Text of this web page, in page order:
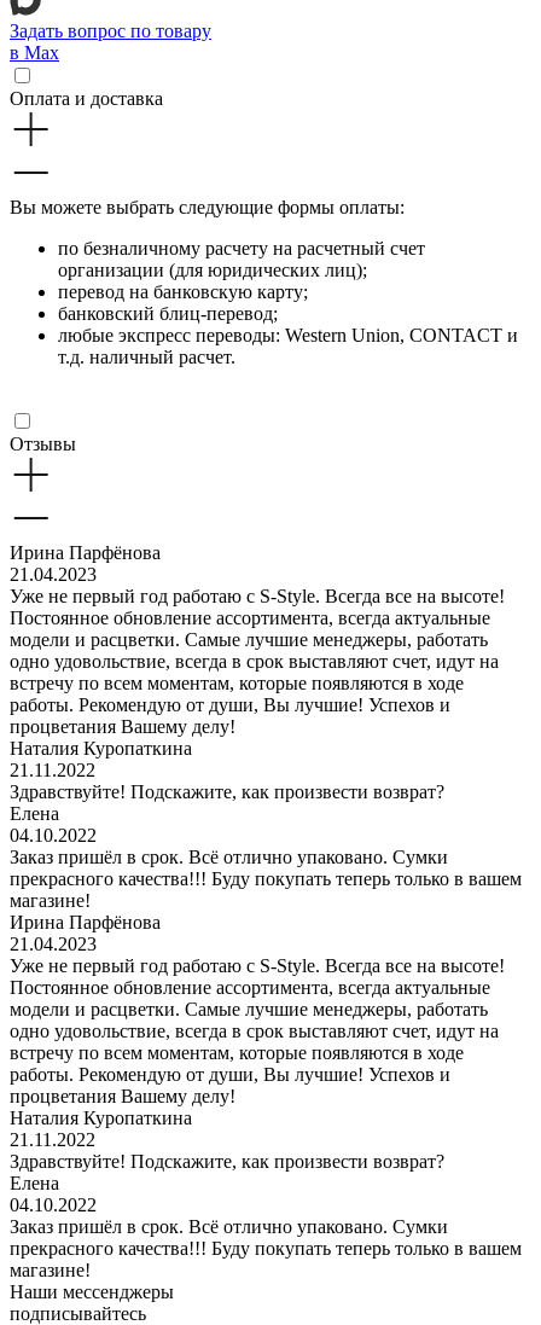
Задать вопрос по товару
в Max
Оплата и доставка
Вы можете выбрать следующие формы оплаты:
по безналичному расчету на расчетный счет
организации (для юридических лиц);
перевод на банковскую карту;
банковский блиц-перевод;
любые экспресс переводы: Western Union, CONTACT и
т.д. наличный расчет.
Отзывы
Ирина Парфёнова
21.04.2023
Уже не первый год работаю с S-Style. Всегда все на высоте!
Постоянное обновление ассортимента, всегда актуальные
модели и расцветки. Самые лучшие менеджеры, работать
одно удовольствие, всегда в срок выставляют счет, идут на
встречу по всем моментам, которые появляются в ходе
работы. Рекомендую от души, Вы лучшие! Успехов и
процветания Вашему делу!
Наталия Куропаткина
21.11.2022
Здравствуйте! Подскажите, как произвести возврат?
Елена
04.10.2022
Заказ пришёл в срок. Всё отлично упаковано. Сумки
прекрасного качества!!! Буду покупать теперь только в вашем
магазине!
Ирина Парфёнова
21.04.2023
Уже не первый год работаю с S-Style. Всегда все на высоте!
Постоянное обновление ассортимента, всегда актуальные
модели и расцветки. Самые лучшие менеджеры, работать
одно удовольствие, всегда в срок выставляют счет, идут на
встречу по всем моментам, которые появляются в ходе
работы. Рекомендую от души, Вы лучшие! Успехов и
процветания Вашему делу!
Наталия Куропаткина
21.11.2022
Здравствуйте! Подскажите, как произвести возврат?
Елена
04.10.2022
Заказ пришёл в срок. Всё отлично упаковано. Сумки
прекрасного качества!!! Буду покупать теперь только в вашем
магазине!
Наши мессенджеры
подписывайтесь